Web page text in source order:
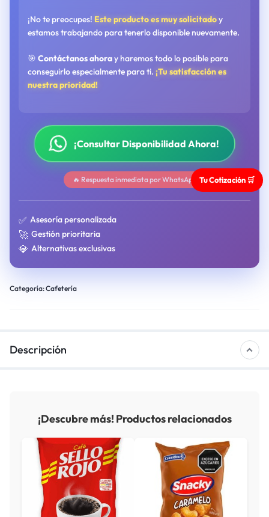
¡No te preocupes! Este producto es muy solicitadoy
estamos trabajando para tenerlo disponible nuevamente.
🎯 Contáctanos ahoray haremos todo lo posible para
conseguirlo especialmente para ti. ¡Tu satisfacción es
nuestra prioridad!
¡Consultar Disponibilidad Ahora!
🔥 Respuesta inmediata por WhatsApp
✅ Asesoría personalizada
🚀 Gestión prioritaria
💎 Alternativas exclusivas
Categoría:Cafetería
Descripción
¡Descubre más! Productos relacionados
Tu Cotización 🛒